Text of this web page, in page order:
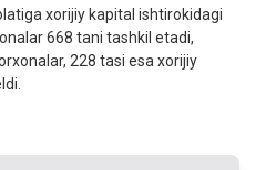
xorijiy kapital ishtirokidagi
668 tani tashkil etadi,
228 tasi esa xorijiy